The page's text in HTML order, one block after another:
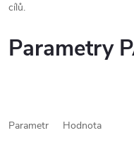
cílů.
Parametry
Parametr Hodnota